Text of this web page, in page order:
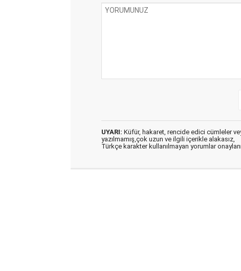
UYARI: Küfür, hakaret, rencide edici cümleler
yazılmamış,çok uzun ve ilgili içerikle alakasız,
Türkçe karakter kullanılmayan yorumlar